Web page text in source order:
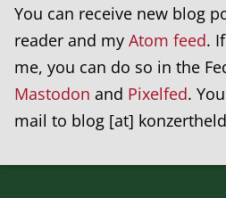
You can receive new blog
reader and my Atom feed.
me, you can do so in the
Mastodon and Pixelfed.
mail to blog [at]